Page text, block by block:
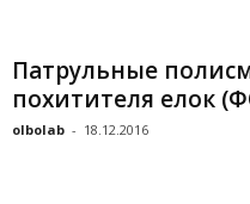
Патрульные
похитителя елок
olbolab - 18.12.2016